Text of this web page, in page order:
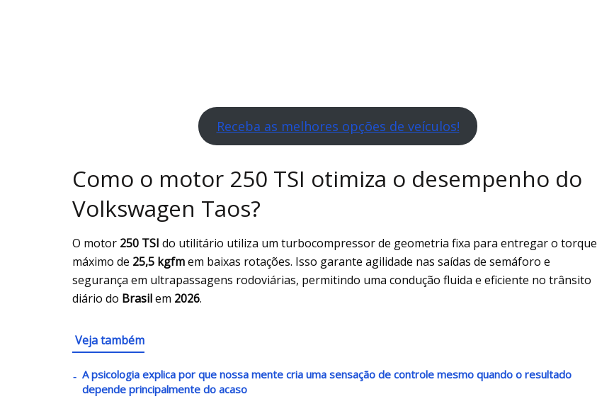
Receba as melhores opções de veículos!
Como o motor 250 TSI otimiza o desempenho do
Volkswagen Taos?
O motor 250 TSI do utilitário utiliza um turbocompressor de geometria fixa para entregar o torque
máximo de 25,5 kgfmem baixas rotações. Isso garante agilidade nas saídas de semáforo e
segurança em ultrapassagens rodoviárias, permitindo uma condução fluida e eficiente no trânsito
diário do Brasilem 2026.
Veja também
A psicologia explica por que nossa mente cria uma sensação de controle mesmo quando o resultado
depende principalmente do acaso